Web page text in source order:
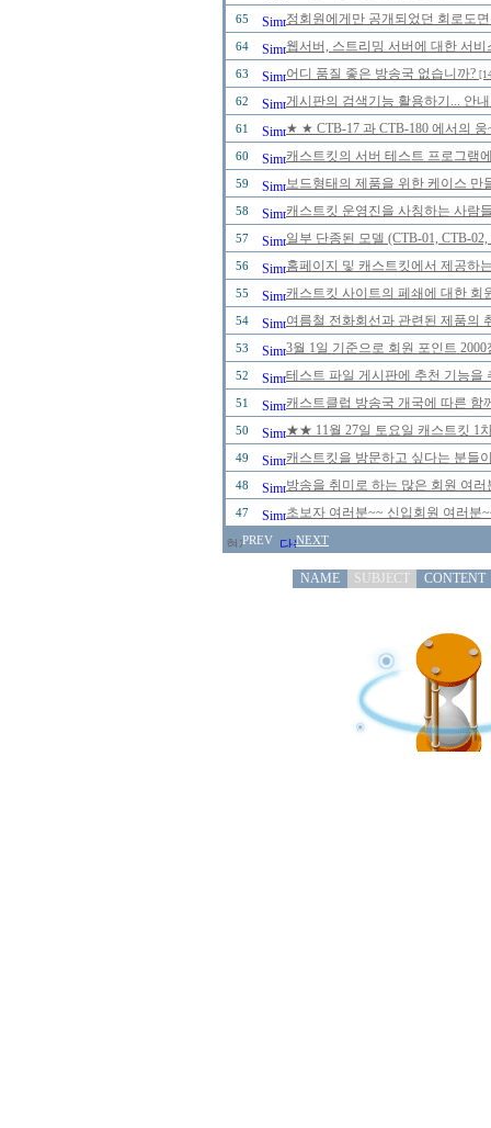
65 정회원에게만 공개되었던 회로도
64 웹서버, 스트리밍 서버에 대한 서
63 어디 품질 좋은 방송국 없습니까?
62 게시판의 검색기능 활용하기... 안
61 ★ ★ CTB-17 과 CTB-180 에서의
60 캐스트킷의 서버 테스트 프로그램
59 보드형태의 제품을 위한 케이스 만
58 캐스트킷 운영진을 사칭하는 사람
57 일부 단종된 모델 (CTB-01, CTB-
56 홈페이지 및 캐스트킷에서 제공하
55 캐스트킷 사이트의 페쇄에 대한
54 여름철 전화회선과 관련된 제품의
53 3월 1일 기준으로 회원 포인트
52 테스트 파일 게시판에 추천 기능
51 캐스트클럽 방송국 개국에 따른
50 ★★ 11월 27일 토요일 캐스트킷
49 캐스트킷을 방문하고 싶다는 분들
48 방송을 취미로 하는 많은 회원 여
47 초보자 여러분~~ 신입회원 여러
PREV NEXT